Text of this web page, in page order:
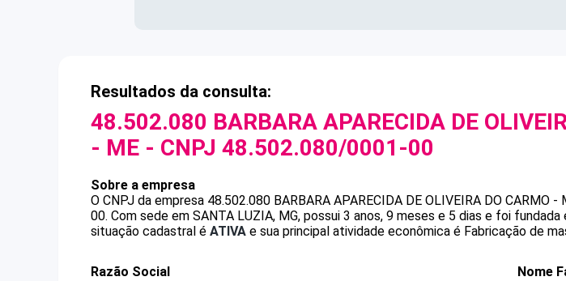
Resultados da consulta:
48.502.080 BARBARA APARECIDA DE
- ME - CNPJ 48.502.080/0001-00
Sobre a empresa
O CNPJ da empresa 48.502.080 BARBARA APARECIDA DE OLIVEIRA DO CARMO -
00. Com sede em SANTA LUZIA, MG, possui 3 anos, 9 meses e 5 dias e foi
situação cadastral é ATIVA e sua principal atividade econômica é Fabricação de
Razão Social
Nome